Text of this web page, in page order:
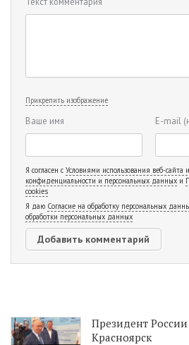
Прикрепить изображение
Ваше имя E-mail
Я согласен с Условиями использования веб-сайта
конфиденциальности и персональных данных и
cookies
Я даю Согласие на обработку персональных
обработки персональных данных
Президент
Красноярск